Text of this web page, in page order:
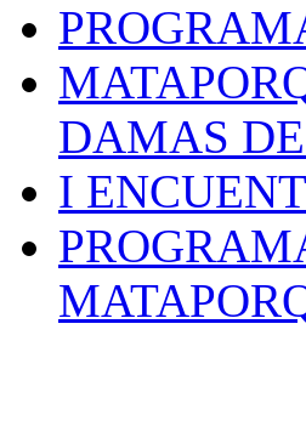
DAMAS
I